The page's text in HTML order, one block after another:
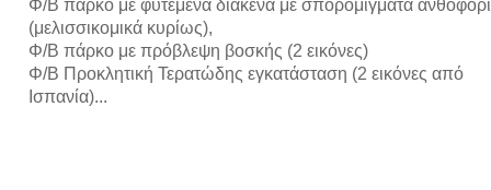
Φ/Β πάρκο με φυτεμένα διάκενα με σπορομίγματα
(μελισσικομικά κυρίως),
Φ/Β πάρκο με πρόβλεψη βοσκής (2 εικόνες)
Φ/Β Προκλητική Τερατώδης εγκατάσταση (2 εικόνες από
Ισπανία)...